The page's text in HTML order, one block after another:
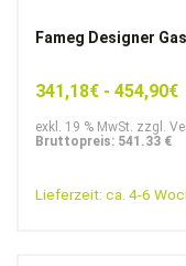
Fameg Designer
341,18€ - 454,90€
exkl. 19 % MwSt. zzgl.
Bruttopreis: 541.33 €
Lieferzeit: ca. 4-6